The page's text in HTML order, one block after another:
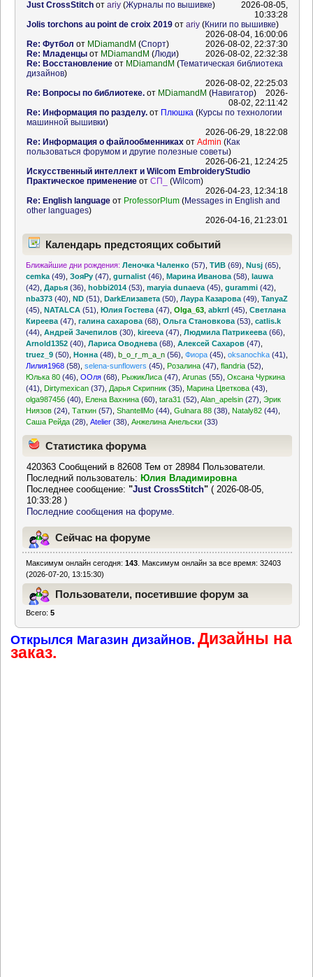
Just CrossStitchот ariy(Журналы по вышивке)
2026-08-05,
10:33:28
Jolis torchons au point de croix 2019от ariy(Книги по вышивке)
2026-08-04, 16:00:06
Re: Футбол от MDiamandM (Спорт)
2026-08-02, 22:37:30
Re: Младенцыот MDiamandM (Люди)
2026-08-02, 22:32:38
Re: Восстановлениеот MDiamandM (Тематическая библиотека
дизайнов)
2026-08-02, 22:25:03
Re: Вопросы по библиотеке.от MDiamandM (Навигатор)
2026-
08-02, 22:11:42
Re: Информация по разделу.от Плюшка (Курсы по технологии
машинной вышивки)
2026-06-29, 18:22:08
Re: Информация о файлообменникахот Admin (Как
пользоваться форумом и другие полезные советы)
2026-06-21, 12:24:25
Искусственный интеллект и Wilcom EmbroideryStudio
Практическое применениеот СП_ (Wilcom)
2026-04-23, 12:34:18
Re: English languageот ProfessorPlum(Messages in English and
other languages)
2026-04-16, 21:23:01
Календарь предстоящих событий
Ближайшие дни рождения: Леночка Чаленко (57) ,ТИВ (69) ,Nusj (65)
cemka (49) ,ЗояРу (47) ,gurnalist (46) ,Марина Иванова (58) ,lauwa
(42) ,Дарья (36) ,hobbi2014 (53) ,maryia dunaeva (45) ,gurammi (42)
nba373 (40) ,ND (51) ,DarkЕлизавета (50) ,Лаура Казарова (49) ,TanyaZ
(45) ,NATALCA (51) ,Юлия Гостева (47) ,Olga_63 ,abkrrl (45) ,Светлана
Киреева (47) ,галина сахарова (68) ,Ольга Становкова (53) ,catlis.k
(44) ,Андрей Зачепилов (30) ,kireeva (47) ,Людмила Патрикеева (66)
Arnold1352 (40) ,Лариса Оводнева (68) ,Алексей Сахаров (47)
truez_9 (50) ,Нонна (48) ,b_o_r_m_a_n (56) ,Фиора (45) ,oksanochka (41)
Лилия1968 (58) ,selena-sunflowers (45) Розалина (47) ,flandria (52)
Юлька 80 (46) ,ООля (68) РыжикЛиса (47) ,Arunas (55) ,Оксана Чуркина
(41)
Dirtymexican (37) Дарья Скрипник (35) Марина Цветкова (43)
olga987456 (40) Елена Вахнина (60) ,tara31 (52) ,Alan_apelsin (27) ,Эрик
Ниязов (24) ,Таткин (57) ,ShantellMo (44) ,Gulnara 88 (38) Nataly82 (44)
Саша Рейда (28) ,Atelier (38) ,Анжелина Анельски (33)
Статистика форума
420363 Сообщений в 82608 Тем от 28984 Пользователи.
Последний пользователь: Юлия Владимировна
Последнее сообщение:"Just CrossStitch" ( 2026-08-05,
10:33:28 )
Последние сообщения на форуме.
Сейчас на форуме
Максимум онлайн сегодня:143 . Максимум онлайн за все время: 32403
(2026-07-20, 13:15:30)
Пользователи, посетившие форум за
Всего:5
Открылся Магазин дизайнов. Дизайны на
заказ.